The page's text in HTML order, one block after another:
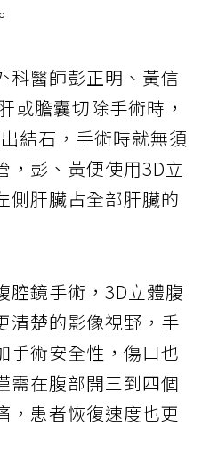
科醫師彭正明、黃信
或膽囊切除手術時，
結石，手術時就無須
，彭、黃便使用3D立
側肝臟占全部肝臟的
腔鏡手術，3D立體腹
清楚的影像視野，手
手術安全性，傷口也
需在腹部開三到四個
，患者恢復速度也更